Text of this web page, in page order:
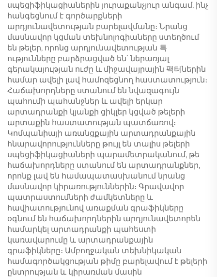
սպեցիֆիկացիաներին յուրաքանչյուր անգամ, ինչ
հանգեցնում է գործարքների
արդյունավետության բարելավմանը։ Նրանց
մասնավոր կցման տեխնոլոգիաները ստեղծում
են թելեր, որոնց արդյունավետության 특
ությունները բարձրացված են՝ ներառյալ
գերակայության ուժը և միջավայրային 팩터ներին
համար ավելի լավ համոզեցնող հաստատություն։
Հաճախորդները ստանում են նվազագույն
պահումի պահանջներ և ավելի երկար
արտադրանքի կյանքի ցիկլեր կցված թելերի
արտաքին հաստատության պատճառով։
Կոմպանիայի առանցքային արտադրանքային
հնարավորությունները թույլ են տալիս թելերի
սպեցիֆիկացիաների պարամետրականում, թե
հաճախորդները ստանում են արտադրանքներ,
որոնք լավ են համապատասխանում նրանց
մասնավոր կիրառություններին։ Գրավավոր
պատրաստումների ժամկետները և
հավիատությունով առաքման գրաֆիկները
օգնում են հաճախորդներին արդյունավետորեն
համարկել արտադրանքի պահեստի
կառավարումը և արտադրանքային
գրաֆիկները։ Ամբողջական տեխնիկական
համագործակցության թիմը բարելավում է թելերի
ընտրության և կիրառման մասին